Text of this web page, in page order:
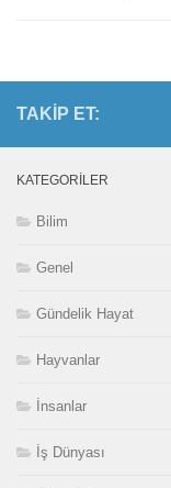
TAKIP ET:
KATEGORILER
Bilim
Genel
Gündelik Hayat
Hayvanlar
İnsanlar
İş Dünyası